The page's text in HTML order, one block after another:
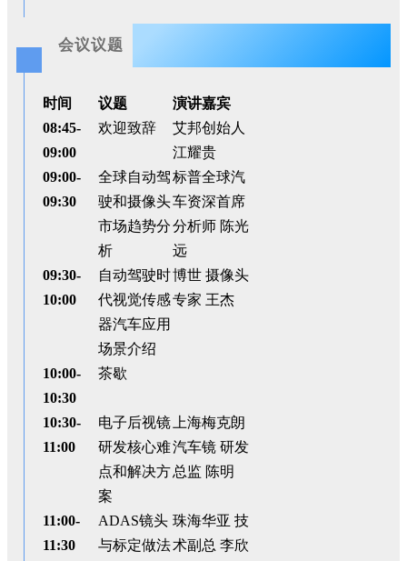
会议议题
时间 议题
演讲嘉宾
08:45-
09:00
欢迎致辞
艾邦创始人
江耀贵
09:00-
09:30
全球自动驾
驶和摄像头
市场趋势分
析
标普全球汽
车资深首席
分析师 陈光
远
09:30-
10:00
自动驾驶时
代视觉传感
器汽车应用
场景介绍
博世 摄像头
专家 王杰
10:00-
10:30
茶歇
10:30-
11:00
电子后视镜
研发核心难
点和解决方
案
上海梅克朗
汽车镜 研发
总监 陈明
11:00-
11:30
ADAS镜头
与标定做法
珠海华亚 技
术副总 李欣